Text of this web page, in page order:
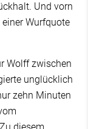
Und vorn
Wurfquote
Wolff zwischen
unglücklich
zehn Minuten